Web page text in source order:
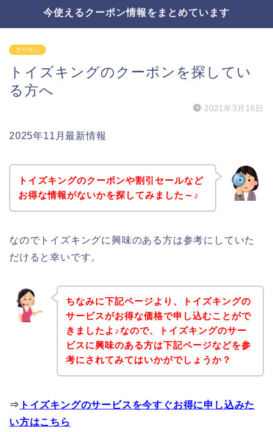
今使えるクーポン情報をまとめています
クーポン
トイズキングのクーポンを探してい
る方へ
2021年3月16日
2025年11月最新情報
トイズキングのクーポンや割引セールなど
お得な情報がないかを探してみました～♪
なのでトイズキングに興味のある方は参考にしていた
だけると幸いです。
ちなみに下記ページより、トイズキングの
サービスがお得な価格で申し込むことがで
きましたよ♪なので、トイズキングのサー
ビスに興味のある方は下記ページなどを参
考にされてみてはいかがでしょうか？
⇒ トイズキングのサービスを今すぐお得に申し込みた
い方はこちら